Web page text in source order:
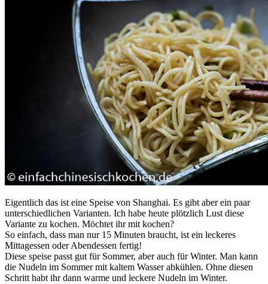
Eigentlich das ist eine Speise von Shanghai. Es gibt aber ein paar
unterschiedlichen Varianten. Ich habe heute plötzlich Lust diese
Variante zu kochen. Möchtet ihr mit kochen?
So einfach, dass man nur 15 Minuten braucht, ist ein leckeres
Mittagessen oder Abendessen fertig!
Diese speise passt gut für Sommer, aber auch für Winter. Man kann
die Nudeln im Sommer mit kaltem Wasser abkühlen. Ohne diesen
Schritt habt ihr dann warme und leckere Nudeln im Winter.